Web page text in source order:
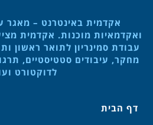
אקדמית באינטרנט – מאגר
ואקדמאיות מוכנות. אקדמית
עבודת סמינריון לתואר ראשון
מחקר, עיבודים סטטיסטיים,
לדוקטורט
דף הבית